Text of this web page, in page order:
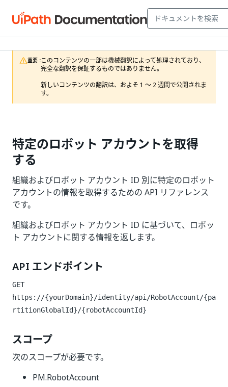
重要 :このコンテンツの一部は機械翻訳によって処理されており、
完全な翻訳を保証するものではありません。
新しいコンテンツの翻訳は、およそ 1 ～ 2 週間で公開されま
す。
特定のロボット アカウントを取得
する
組織およびロボット アカウント ID 別に特定のロボット
アカウントの情報を取得するための API リファレンス
です。
組織およびロボット アカウント ID に基づいて、ロボッ
ト アカウントに関する情報を返します。
API エンドポイント
GET
https://{yourDomain}/identity/api/RobotAccount/{pa
rtitionGlobalId}/{robotAccountId}
スコープ
次のスコープが必要です。
PM.RobotAccount